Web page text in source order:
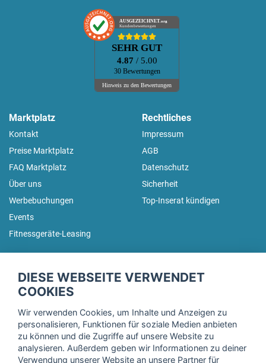
AUSGEZEICHNET.org
Kundenbewertungen
SEHR GUT
4.87 / 5.00
30 Bewertungen
Hinweis zu den Bewertungen
Marktplatz
Kontakt
Preise Marktplatz
FAQ Marktplatz
Über uns
Werbebuchungen
Events
Fitnessgeräte-Leasing
Rechtliches
Impressum
AGB
Datenschutz
Sicherheit
Top-Inserat kündigen
Trage dich hier für unseren Newsletter ein und erhalte regelmäßig
Ich stimme der Verarbeitung meiner Daten, wie in der
DIESE WEBSEITE VERWENDET
COOKIES
Wir verwenden Cookies, um Inhalte und Anzeigen zu
personalisieren, Funktionen für soziale Medien anbieten
zu können und die Zugriffe auf unsere Website zu
analysieren. Außerdem geben wir Informationen zu deiner
Verwendung unserer Website an unsere Partner für